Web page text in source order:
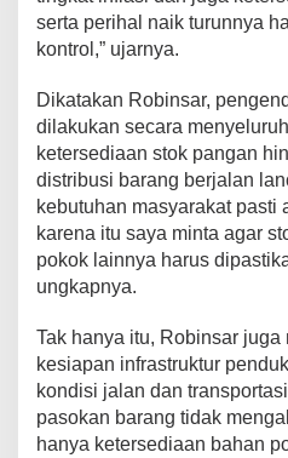
c
a
n
S
d
a
k
P
r
serta perihal naik turunnya
kontrol,” ujarnya.
Dikatakan Robinsar,
dilakukan secara
ketersediaan stok pangan
distribusi barang berjalan
kebutuhan masyarakat pasti
karena itu saya minta agar
pokok lainnya harus
ungkapnya.
Tak hanya itu, Robinsar
kesiapan infrastruktur
kondisi jalan dan
pasokan barang tidak
hanya ketersediaan bahan